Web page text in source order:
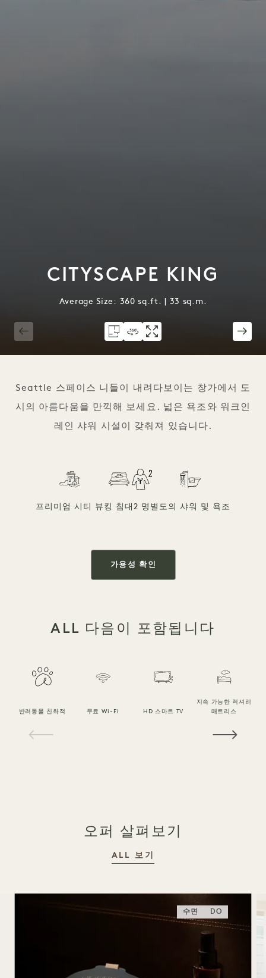
CITYSCAPE KING
Average Size: 360 sq.ft. | 33 sq.m.
Seattle 스페이스 니들이 내려다보이는 창가에서 도
시의 아름다움을 만끽해 보세요. 넓은 욕조와 워크인
레인 샤워 시설이 갖춰져 있습니다.
프리미엄 시티 뷰 킹 침대 2 명 별도의 샤워 및 욕조
가용성 확인
ALL 다음이 포함됩니다
반려동물 친화적 무료 Wi-Fi HD 스마트 TV
지속 가능한 럭셔리
매트리스
오퍼 살펴보기
ALL 보기
수면 DO